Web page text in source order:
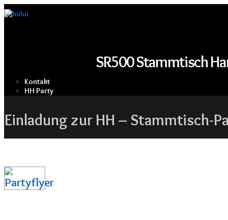
SR500 Stammtisch
Kontakt
HH Party
Einladung zur HH – Stammtisch-